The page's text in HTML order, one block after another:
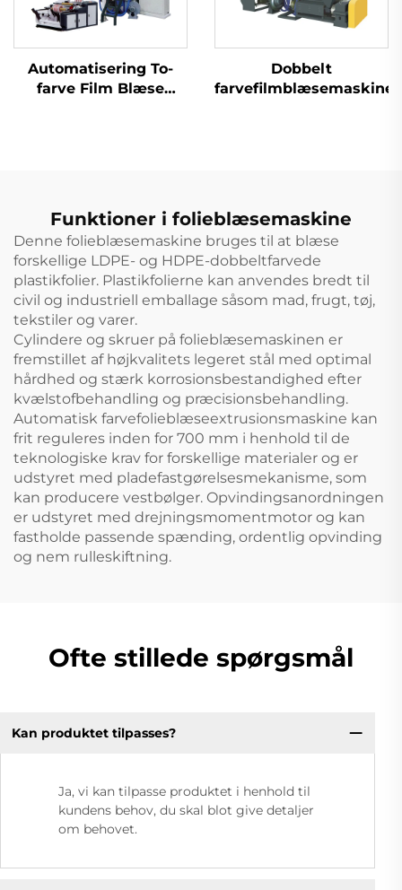
Automatisering To-
farve Film Blæse
Dobbelt
farvefilmblæsemaskine
Funktioner i folieblæsemaskine
Denne folieblæsemaskine bruges til at blæse
forskellige LDPE- og HDPE-dobbeltfarvede
plastikfolier. Plastikfolierne kan anvendes bredt til
civil og industriell emballage såsom mad, frugt, tøj,
tekstiler og varer.
Cylindere og skruer på folieblæsemaskinen er
fremstillet af højkvalitets legeret stål med optimal
hårdhed og stærk korrosionsbestandighed efter
kvælstofbehandling og præcisionsbehandling.
Automatisk farvefolieblæseextrusionsmaskine kan
frit reguleres inden for 700 mm i henhold til de
teknologiske krav for forskellige materialer og er
udstyret med pladefastgørelsesmekanisme, som
kan producere vestbølger. Opvindingsanordningen
er udstyret med drejningsmomentmotor og kan
fastholde passende spænding, ordentlig opvinding
og nem rulleskiftning.
Ofte stillede spørgsmål
Kan produktet tilpasses?
Ja, vi kan tilpasse produktet i henhold til
kundens behov, du skal blot give detaljer
om behovet.